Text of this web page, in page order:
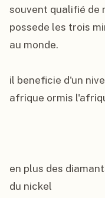
souvent qualifié de
possede les trois
au monde.
il beneficie d'un
afrique ormis
en plus des
du nickel